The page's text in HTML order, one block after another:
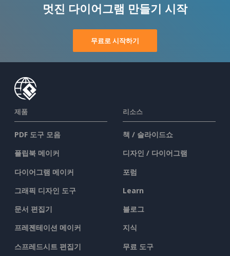
멋진 다이어그램 만들기 시작
무료로 시작하기
제품
PDF 도구 모음
플립북 메이커
다이어그램 메이커
그래픽 디자인 도구
문서 편집기
프레젠테이션 메이커
스프레드시트 편집기
리소스
책 / 슬라이드쇼
디자인 / 다이어그램
포럼
Learn
블로그
지식
무료 도구